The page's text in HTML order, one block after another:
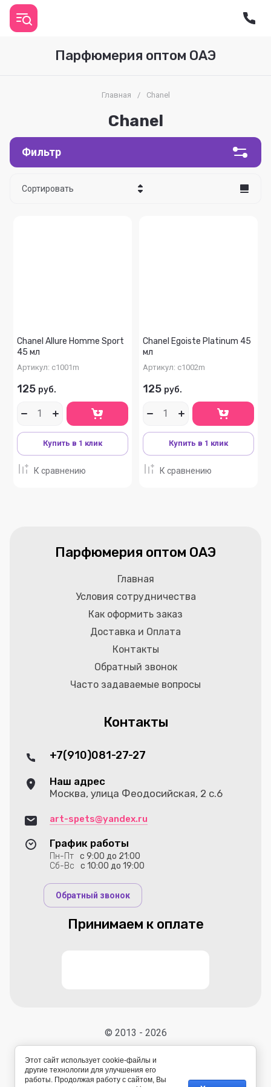
Парфюмерия оптом ОАЭ
Главная / Chanel
Chanel
Фильтр
Сортировать
Chanel Allure Homme Sport
45 мл
Артикул: c1001m
125 руб.
Купить в 1 клик
К сравнению
Chanel Egoiste Platinum 45
мл
Артикул: c1002m
125 руб.
Купить в 1 клик
К сравнению
Парфюмерия оптом ОАЭ
Главная
Условия сотрудничества
Как оформить заказ
Доставка и Оплата
Контакты
Обратный звонок
Часто задаваемые вопросы
Контакты
+7(910)081-27-27
Наш адрес
Москва, улица Феодосийская, 2 с.6
art-spets@yandex.ru
График работы
Пн-Пт с 9:00 до 21:00
Сб-Вс
с 10:00 до 19:00
Обратный звонок
Принимаем к оплате
© 2013 - 2026
Этот сайт использует cookie-файлы и
другие технологии для улучшения его
работы. Продолжая работу с сайтом, Вы